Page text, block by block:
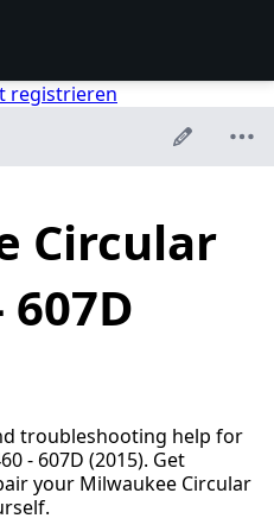
registrieren
Circular
607D
troubleshooting help for
- 607D (2015). Get
your Milwaukee Circular